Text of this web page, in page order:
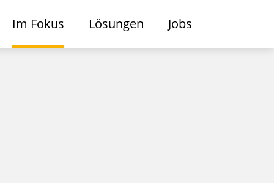
Im Fokus Lösungen Jobs